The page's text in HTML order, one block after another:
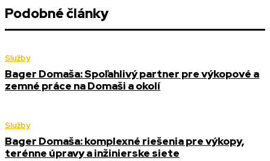
Podobné články
Služby
Bager Domaša: Spoľahlivý partner pre výkopové a
zemné práce na Domaši a okolí
Služby
Bager Domaša: komplexné riešenia pre výkopy,
terénne úpravy a inžinierske siete